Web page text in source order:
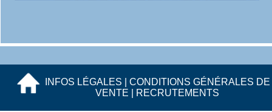
INFOS LÉGALES
CONDITIONS GÉNÉRALES DE
VENTE
RECRUTEMENTS